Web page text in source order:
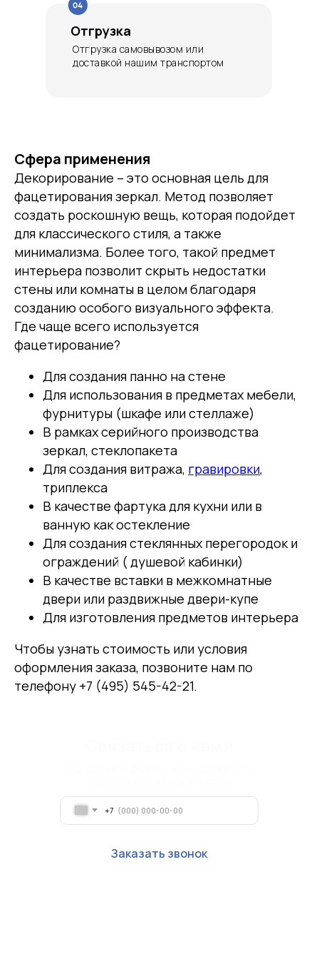
Отгрузка
Отгрузка самовывозом или
доставкой нашим транспортом
Сфера применения
Декорирование – это основная цель для
фацетирования зеркал. Метод позволяет
создать роскошную вещь, которая подойдет
для классического стиля, а также
минимализма. Более того, такой предмет
интерьера позволит скрыть недостатки
стены или комнаты в целом благодаря
созданию особого визуального эффекта.
Где чаще всего используется
фацетирование?
Для создания панно на стене
Для использования в предметах мебели,
фурнитуры (шкафе или стеллаже)
В рамках серийного производства
зеркал, стеклопакета
Для создания витража, гравировки,
триплекса
В качестве фартука для кухни или в
ванную как остекление
Для создания стеклянных перегородок и
ограждений ( душевой кабинки)
В качестве вставки в межкомнатные
двери или раздвижные двери-купе
Для изготовления предметов интерьера
Чтобы узнать стоимость или условия
оформления заказа, позвоните нам по
телефону +7 (495) 545-42-21.
+7
Заказать звонок